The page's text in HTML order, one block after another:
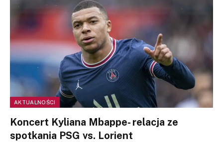
AKTUALNOŚCI
Koncert Kyliana Mbappe- relacja ze
spotkania PSG vs. Lorient